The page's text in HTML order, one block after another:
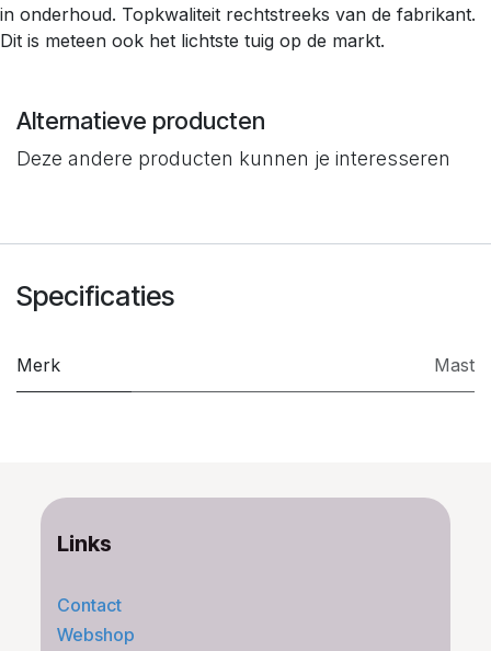
in onderhoud. Topkwaliteit rechtstreeks van de fabrikant.
Dit is meteen ook het lichtste tuig op de markt.
Alternatieve producten
Deze andere producten kunnen je interesseren
Specificaties
Merk Mast
Links
Contact
Webshop